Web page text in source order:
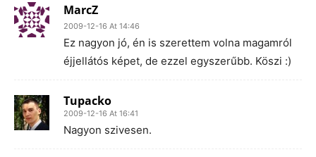
MarcZ
2009-12-16 At 14:46
Ez nagyon jó, én is szerettem volna magamról
éjjellátós képet, de ezzel egyszerűbb. Köszi :)
Tupacko
2009-12-16 At 16:41
Nagyon szivesen.